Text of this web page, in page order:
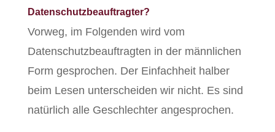
Datenschutzbeauftragter?
Vorweg, im Folgenden wird vom
Datenschutzbeauftragten in der männlichen
Form gesprochen. Der Einfachheit halber
beim Lesen unterscheiden wir nicht. Es sind
natürlich alle Geschlechter angesprochen.